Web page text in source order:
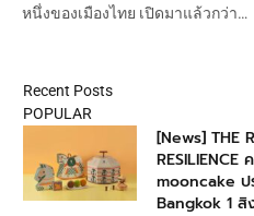
หนึ่งของเมืองไทย เปิดมาแล้วกว่า…
Recent Posts
POPULAR
[News] THE
RESILIENCE
mooncake ป
Bangkok 1